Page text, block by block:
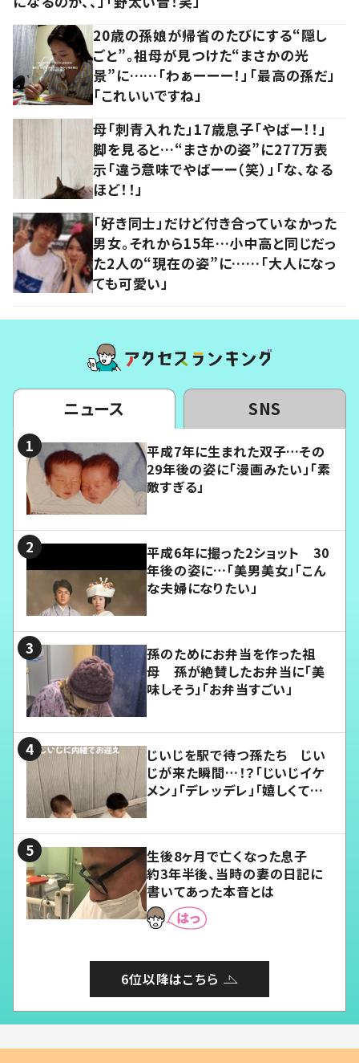
20歳の孫娘が帰省のたびにする“隠し
ごと”。祖母が見つけた“まさかの光
景”に……「わぁーーー！」「最高の孫だ」
「これいいですね」
母「刺青入れた」17歳息子「やばー！！」
脚を見ると…“まさかの姿”に277万表
示「違う意味でやばーー（笑）」「な、なる
ほど！！」
「好き同士」だけど付き合っていなかった
男女。それから15年…小中高と同じだっ
た2人の“現在の姿”に……「大人になっ
ても可愛い」
ニュース SNS
平成7年に生まれた双子…その
29年後の姿に「漫画みたい」「素
敵すぎる」
平成6年に撮った2ショット 30
年後の姿に…「美男美女」「こん
な夫婦になりたい」
孫のためにお弁当を作った祖
母 孫が絶賛したお弁当に「美
味しそう」「お弁当すごい」
じいじを駅で待つ孫たち じい
じが来た瞬間…！？「じいじイケ
メン」「デレッデレ」「嬉しくて可
生後8ヶ月で亡くなった息子
約3年半後、当時の妻の日記に
書いてあった本音とは
6位以降はこちら